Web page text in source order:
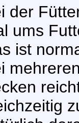
der
ums
ist